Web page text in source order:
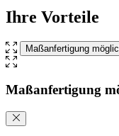
Ihre Vorteile
Maßanfertigung
Maßanfertigung